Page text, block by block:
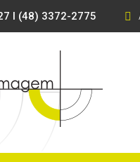
I (48) 3372-2775